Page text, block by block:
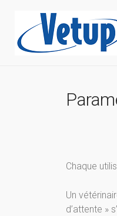
Chaque
Un
d’attente »